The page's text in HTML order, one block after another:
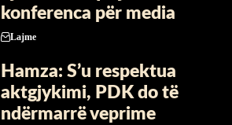
konferenca për media
Lajme
Hamza: S’u respektua
aktgjykimi, PDK do të
ndërmarrë veprime